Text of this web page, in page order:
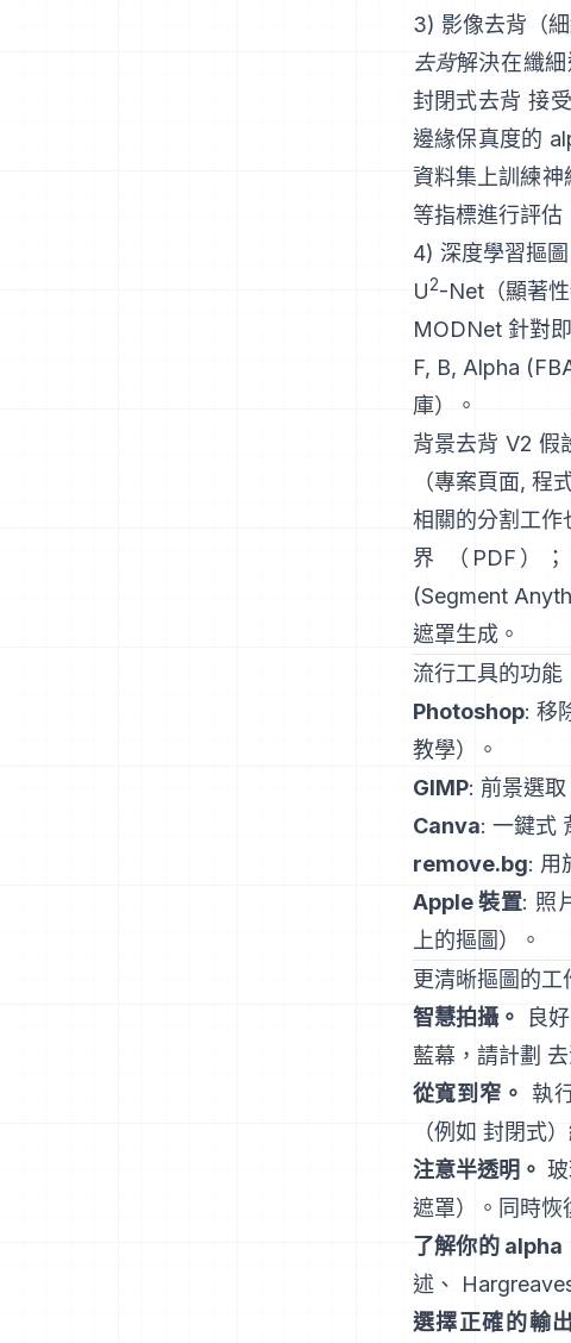
3) 影像去背（細
去背解決在纖
封閉式去背 接
邊緣保真度的
資料集上訓練神
等指標進行評估
4) 深度學習摳圖
U2-Net（顯著
MODNet針對
F, B, Alpha
庫）。
背景去背 V2 假
（專案頁面, 程
相關的分割工作
界
（ PDF ）；
(Segment
遮罩生成。
流行工具的功能
Photoshop: 移
教學）。
GIMP: 前景選取
Canva: 一鍵式
remove.bg: 用
Apple 裝置: 照
上的摳圖）。
更清晰摳圖的工
智慧拍攝。
良
藍幕，請計劃
從寬到窄。 執
（例如 封閉式
注意半透明。
遮罩）。同時恢
了解你的 alpha
述、
選擇正確的輸